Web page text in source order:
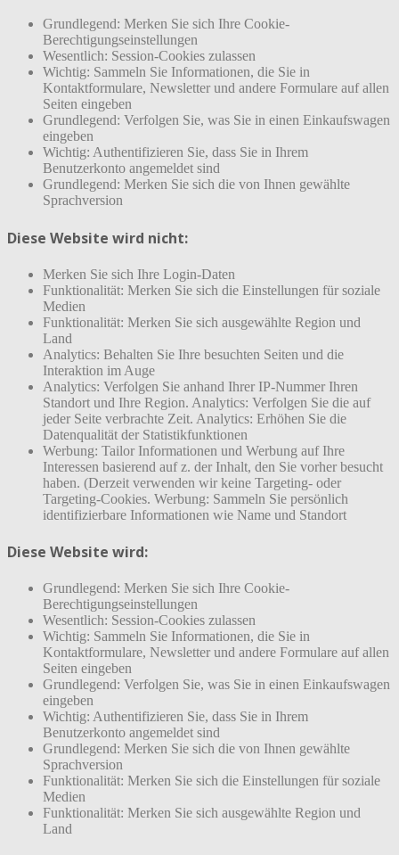
Grundlegend: Merken Sie sich Ihre Cookie-
Berechtigungseinstellungen
Wesentlich: Session-Cookies zulassen
Wichtig: Sammeln Sie Informationen, die Sie in
Kontaktformulare, Newsletter und andere Formulare auf allen
Seiten eingeben
Grundlegend: Verfolgen Sie, was Sie in einen Einkaufswagen
eingeben
Wichtig: Authentifizieren Sie, dass Sie in Ihrem
Benutzerkonto angemeldet sind
Grundlegend: Merken Sie sich die von Ihnen gewählte
Sprachversion
Diese Website wird nicht:
Merken Sie sich Ihre Login-Daten
Funktionalität: Merken Sie sich die Einstellungen für soziale
Medien
Funktionalität: Merken Sie sich ausgewählte Region und
Land
Analytics: Behalten Sie Ihre besuchten Seiten und die
Interaktion im Auge
Analytics: Verfolgen Sie anhand Ihrer IP-Nummer Ihren
Standort und Ihre Region. Analytics: Verfolgen Sie die auf
jeder Seite verbrachte Zeit. Analytics: Erhöhen Sie die
Datenqualität der Statistikfunktionen
Werbung: Tailor Informationen und Werbung auf Ihre
Interessen basierend auf z. der Inhalt, den Sie vorher besucht
haben. (Derzeit verwenden wir keine Targeting- oder
Targeting-Cookies. Werbung: Sammeln Sie persönlich
identifizierbare Informationen wie Name und Standort
Diese Website wird:
Grundlegend: Merken Sie sich Ihre Cookie-
Berechtigungseinstellungen
Wesentlich: Session-Cookies zulassen
Wichtig: Sammeln Sie Informationen, die Sie in
Kontaktformulare, Newsletter und andere Formulare auf allen
Seiten eingeben
Grundlegend: Verfolgen Sie, was Sie in einen Einkaufswagen
eingeben
Wichtig: Authentifizieren Sie, dass Sie in Ihrem
Benutzerkonto angemeldet sind
Grundlegend: Merken Sie sich die von Ihnen gewählte
Sprachversion
Funktionalität: Merken Sie sich die Einstellungen für soziale
Medien
Funktionalität: Merken Sie sich ausgewählte Region und
Land